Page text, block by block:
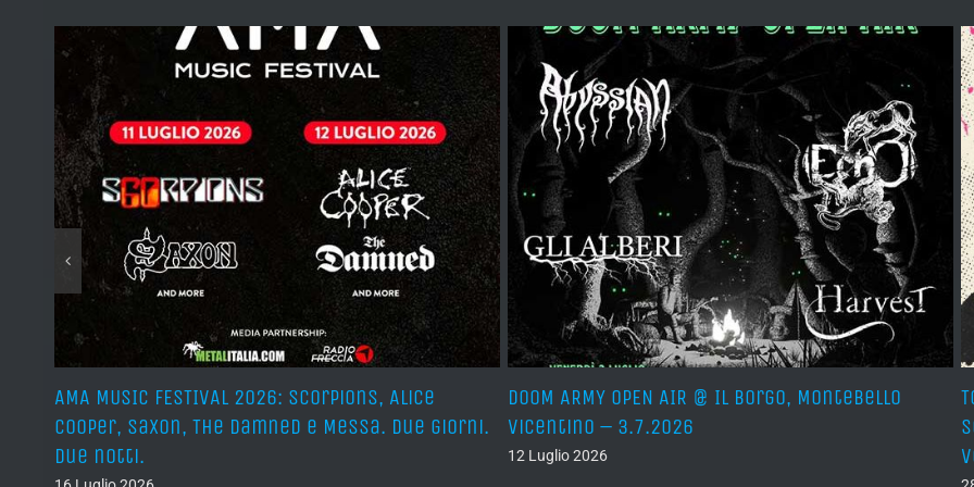
AMA MUSIC FESTIVAL 2026: Scorpions, Alice
Cooper, Saxon, The Damned e Messa. Due giorni.
Due notti.
DOOM ARMY OPEN AIR @ Il Borgo, Montebello
Vicentino – 3.7.2026
12 Luglio 2026